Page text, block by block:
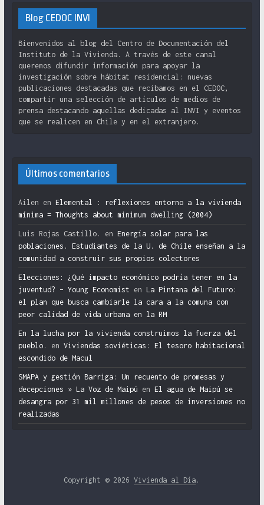
Blog CEDOC INVI
Bienvenidos al blog del Centro de Documentación del
Instituto de la Vivienda. A través de este canal
queremos difundir información para apoyar la
investigación sobre hábitat residencial: nuevas
publicaciones destacadas que recibamos en el CEDOC,
compartir una selección de artículos de medios de
prensa destacando aquellas dedicadas al INVI y eventos
que se realicen en Chile y en el extranjero.
Últimos comentarios
Ailen en Elemental : reflexiones entorno a la vivienda
mínima = Thoughts about minimum dwelling (2004)
Luis Rojas Castillo. en Energía solar para las
poblaciones. Estudiantes de la U. de Chile enseñan a la
comunidad a construir sus propios colectores
Elecciones: ¿Qué impacto económico podría tener en la
juventud? – Young Economist en La Pintana del Futuro:
el plan que busca cambiarle la cara a la comuna con
peor calidad de vida urbana en la RM
En la lucha por la vivienda construimos la fuerza del
pueblo.
en Viviendas soviéticas: El tesoro habitacional
escondido de Macul
SMAPA y gestión Barriga: Un recuento de promesas y
decepciones » La Voz de Maipú en El agua de Maipú se
desangra por 31 mil millones de pesos de inversiones no
realizadas
Copyright © 2026Vivienda al Día .